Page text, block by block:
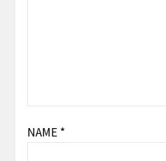
NAME *